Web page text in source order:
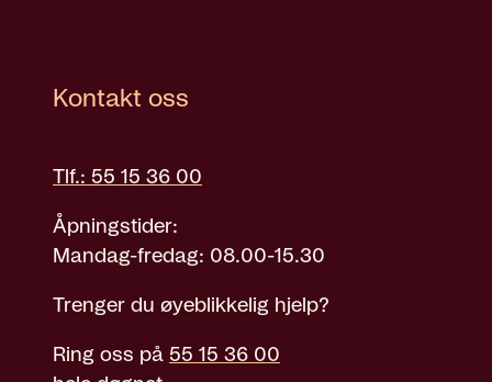
Kontakt oss
Tlf.: 55 15 36 00
Åpningstider:
Mandag-fredag: 08.00-15.30
Trenger du øyeblikkelig hjelp?
Ring oss på 55 15 36 00